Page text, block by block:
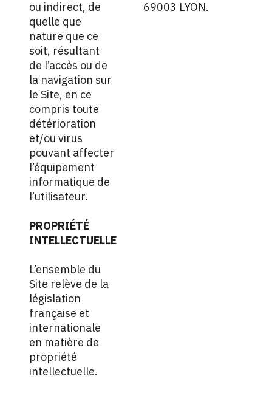
ou indirect, de
quelle que
nature que ce
soit, résultant
de l’accès ou de
la navigation sur
le Site, en ce
compris toute
détérioration
et/ou virus
pouvant affecter
l’équipement
informatique de
l’utilisateur.
PROPRIÉTÉ
INTELLECTUELLE
L’ensemble du
Site relève de la
législation
française et
internationale
en matière de
propriété
intellectuelle.
69003 LYON.